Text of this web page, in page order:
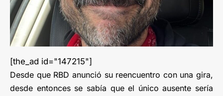
[the_ad id="147215"]
Desde que RBD anunció su reencuentro con una gira,
desde entonces se sabía que el único ausente sería